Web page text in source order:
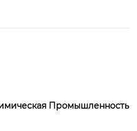
Промышленность